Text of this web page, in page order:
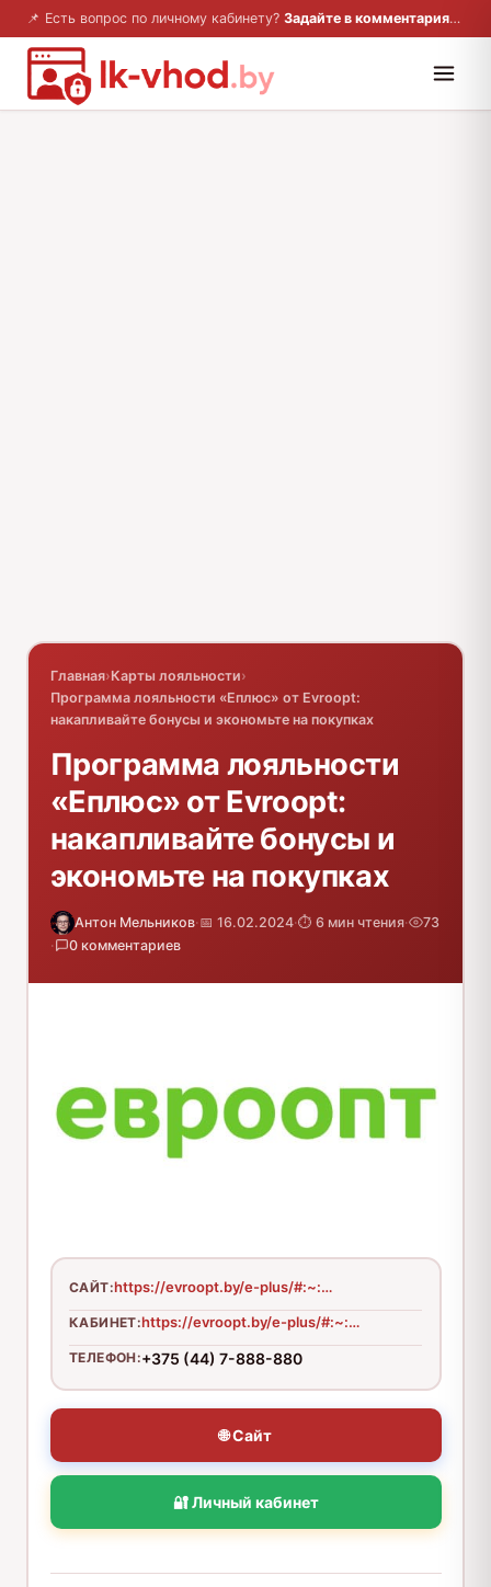
📌 Есть вопрос по личному кабинету? Задайте в комментариях — ответим!
Главная›Карты лояльности›
Программа лояльности «Еплюс» от Evroopt:
накапливайте бонусы и экономьте на покупках
Программа лояльности
«Еплюс» от Evroopt:
накапливайте бонусы и
экономьте на покупках
Антон Мельников·📅 16.02.2024·⏱️ 6 мин чтения·
73
·
0 комментариев
САЙТ: https://evroopt.by/e-plus/#:~:text=%D0%97%D0%B0%20%D0%BF%D0%BE%D0%BA%D1%83%D0%BF%D0%BA%D1%83%20%D0%BD%D0%B0%20%D1%81%D1%83%D0%BC%D0%BC%D1%83%2030%20%D1%80%D1%83%D0%B1%D0%BB%D0%B5%D0%B9%2095%20%D0%BA%D0%BE%D0%BF%D0%B5%D0%B5%D0%BA%20%D0%B2%D0%B0%D0%BC%20%D0%BF%D0%BE%D0%BB%D0%B0%D0%B3%D0%B0%D0%B5%D1%82%D1%81%D1%8F%2030%20%D0%B1%D0%BE%D0%BD%D1%83%D1%81%D0%BE%D0%B2.&text=%D0%B1%D0%BE%D0%BD%D1%83%D1%81%20%3D%2030%20%D0%B1%D0%BE%D0%BD%D1%83%D1%81%D0%BE%D0%B2-,%D0%A2%D0%B0%D0%BA%D0%B8%D0%BC%20%D0%BE%D0%B1%D1%80%D0%B0%D0%B7%D0%BE%D0%BC%2C%20%D0%BD%D0%B0%20%D0%B2%D0%B0%D1%88%20%D1%81%D1%87%D0%B5%D1%82,%D0%95%D0%BF%D0%BB%D1%8E%D1%81%C2%BB%20%D0%B2%D0%BE%D0%B7%D0%B2%D1%80%D0%B0%D1%89%D0%B0%D0%B5%D1%82%D1%81%D1%8F%2030%20%D0%BA%D0%BE%D0%BF%D0%B5%D0%B5%D0%BA%20%D0%B1%D0%BE%D0%BD%D1%83%D1%81%D0%B0%D0%BC%D0%B8.&text=%D0%9F%D0%BE%D1%82%D1%80%D0%B0%D1%82%D0%B8%D1%82%D1%8C%20%D0%B1%D0%BE%D0%BD%D1%83%D1%81%D1%8B%20%D0%BE%D1%87%D0%B5%D0%BD%D1%8C%20%D0%BB%D0%B5%D0%B3%D0%BA%D0%BE!,%D0%B1%D0%BE%D0%BD%D1%83%D1%81%D0%BE%D0%B2%20%D0%B2%D1%8B%20%D1%85%D0%BE%D1%82%D0%B5%D0%BB%D0%B8%20%D0%B1%D1%8B%20%D1%81%D0%BF%D0%B8%D1%81%D0%B0%D1%82%D1%8C.
КАБИНЕТ: https://evroopt.by/e-plus/#:~:text=%D0%97%D0%B0%20%D0%BF%D0%BE%D0%BA%D1%83%D0%BF%D0%BA%D1%83%20%D0%BD%D0%B0%20%D1%81%D1%83%D0%BC%D0%BC%D1%83%2030%20%D1%80%D1%83%D0%B1%D0%BB%D0%B5%D0%B9%2095%20%D0%BA%D0%BE%D0%BF%D0%B5%D0%B5%D0%BA%20%D0%B2%D0%B0%D0%BC%20%D0%BF%D0%BE%D0%BB%D0%B0%D0%B3%D0%B0%D0%B5%D1%82%D1%81%D1%8F%2030%20%D0%B1%D0%BE%D0%BD%D1%83%D1%81%D0%BE%D0%B2.&text=%D0%B1%D0%BE%D0%BD%D1%83%D1%81%20%3D%2030%20%D0%B1%D0%BE%D0%BD%D1%83%D1%81%D0%BE%D0%B2-,%D0%A2%D0%B0%D0%BA%D0%B8%D0%BC%20%D0%BE%D0%B1%D1%80%D0%B0%D0%B7%D0%BE%D0%BC%2C%20%D0%BD%D0%B0%20%D0%B2%D0%B0%D1%88%20%D1%81%D1%87%D0%B5%D1%82,%D0%95%D0%BF%D0%BB%D1%8E%D1%81%C2%BB%20%D0%B2%D0%BE%D0%B7%D0%B2%D1%80%D0%B0%D1%89%D0%B0%D0%B5%D1%82%D1%81%D1%8F%2030%20%D0%BA%D0%BE%D0%BF%D0%B5%D0%B5%D0%BA%20%D0%B1%D0%BE%D0%BD%D1%83%D1%81%D0%B0%D0%BC%D0%B8.&text=%D0%9F%D0%BE%D1%82%D1%80%D0%B0%D1%82%D0%B8%D1%82%D1%8C%20%D0%B1%D0%BE%D0%BD%D1%83%D1%81%D1%8B%20%D0%BE%D1%87%D0%B5%D0%BD%D1%8C%20%D0%BB%D0%B5%D0%B3%D0%BA%D0%BE!,%D0%B1%D0%BE%D0%BD%D1%83%D1%81%D0%BE%D0%B2%20%D0%B2%D1%8B%20%D1%85%D0%BE%D1%82%D0%B5%D0%BB%D0%B8%20%D0%B1%D1%8B%20%D1%81%D0%BF%D0%B8%D1%81%D0%B0%D1%82%D1%8C.
ТЕЛЕФОН:+375 (44) 7-888-880
🌐 Сайт
🔐 Личный кабинет